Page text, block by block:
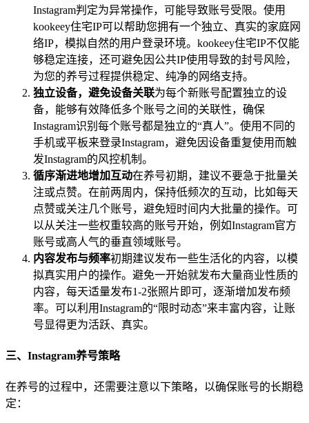
Instagram判定为异常操作，可能导致账号受限。使用
kookeey住宅IP可以帮助您拥有一个独立、真实的家庭网
络IP，模拟自然的用户登录环境。kookeey住宅IP不仅能
够稳定连接，还可避免因公共IP使用导致的封号风险，
为您的养号过程提供稳定、纯净的网络支持。
独立设备，避免设备关联为每个新账号配置独立的设
备，能够有效降低多个账号之间的关联性，确保
Instagram识别每个账号都是独立的“真人”。使用不同的
手机或平板来登录Instagram，避免因设备重复使用而触
发Instagram的风控机制。
循序渐进地增加互动在养号初期，建议不要急于批量关
注或点赞。在前两周内，保持低频次的互动，比如每天
点赞或关注几个账号，避免短时间内大批量的操作。可
以从关注一些权重较高的账号开始，例如Instagram官方
账号或高人气的垂直领域账号。
内容发布与频率初期建议发布一些生活化的内容，以模
拟真实用户的操作。避免一开始就发布大量商业性质的
内容，每天适量发布1-2张照片即可，逐渐增加发布频
率。可以利用Instagram的“限时动态”来丰富内容，让账
号显得更为活跃、真实。
三、Instagram养号策略
在养号的过程中，还需要注意以下策略，以确保账号的长期稳
定：